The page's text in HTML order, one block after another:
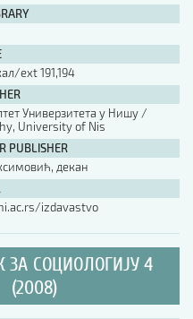
ext 191,194
Универзитета у Нишу /
University of Nis
декан
izdavastvo
СОЦИОЛОГИЈУ 4
(2008)